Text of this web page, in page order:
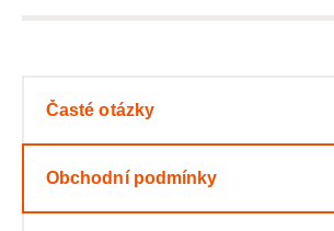
Časté otázky
Obchodní podmínky